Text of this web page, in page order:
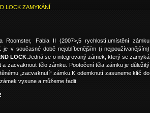
LOCK ZAMYKÁNÍ
Roomster, Fabia II (2007>,5 rychlostí,umístění zámku
je v současné době nejoblíbenějším (i nejpoužívanějším)
LOCK .Jedná se o integrovaný zámek, který se zamyká
zacvaknout tělo zámku. Pootočení těla zámku je důležitý
„zacvaknutí“ zámku.K odemknutí zasuneme klíč do
vysune a můžeme řadit.